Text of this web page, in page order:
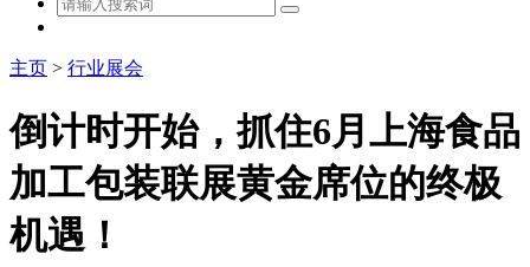
主页 > 行业展会
倒计时开始，抓住6月上海食品
加工包装联展黄金席位的终极
机遇！